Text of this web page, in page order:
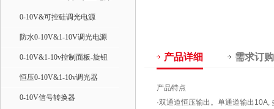
0-10V&可控硅调光电源
防水0-10V&1-10V调光电源
0-10V&1-10v控制面板-旋钮
恒压0-10V&1-10v调光器
0-10V信号转换器
产品详细 需求订购
产品特点
·双通道恒压输出。单通道输出